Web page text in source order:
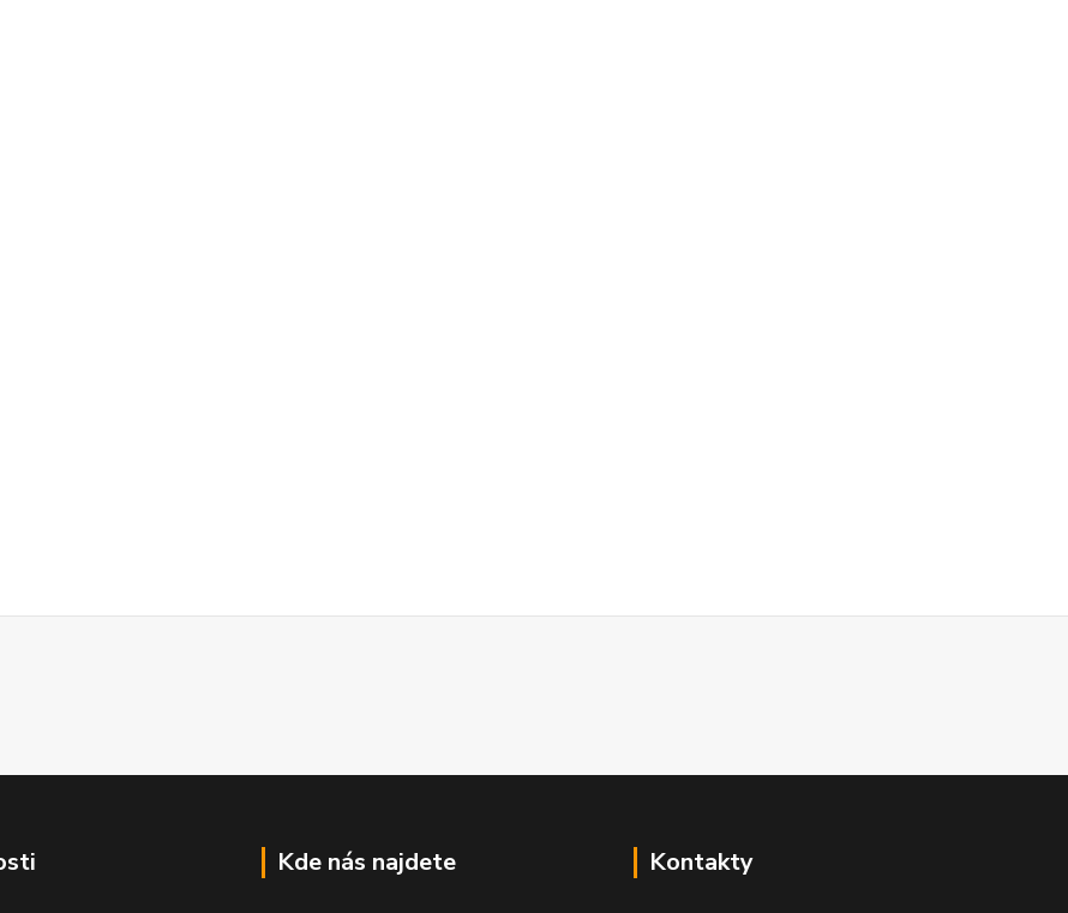
Kde nás najdete
Kontakty